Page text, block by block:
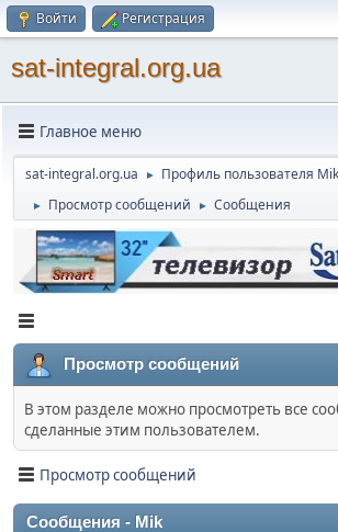
Войти Регистрация
sat-integral.org.ua
Главное меню
sat-integral.org.ua ► Профиль пользователя Mik
► Просмотр сообщений ► Сообщения
Просмотр сообщений
В этом разделе можно просмотреть все
сделанные этим пользователем.
Просмотр сообщений
Сообщения - Mik